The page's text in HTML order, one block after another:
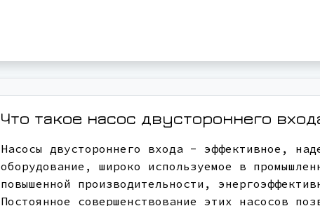
Что такое насос двустороннего
Насосы двустороннего входа - эффективное,
оборудование, широко используемое в
повышенной производительности,
Постоянное совершенствование этих насосов